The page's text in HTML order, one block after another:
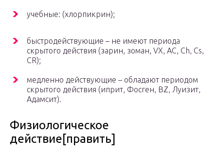
учебные: (хлорпикрин);
быстродействующие – не имеют периода
скрытого действия (зарин, зоман, VX, AC, Ch, Cs,
CR);
медленно действующие – обладают периодом
скрытого действия (иприт, Фосген, BZ, Луизит,
Адамсит).
Физиологическое
действие[править]